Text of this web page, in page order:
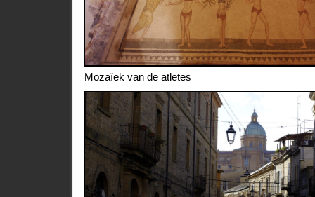
Mozaïek van de atletes